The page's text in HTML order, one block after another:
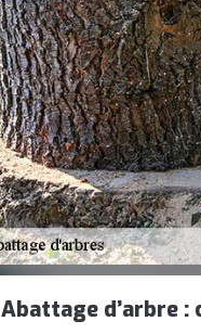
Abattage d’arbre :